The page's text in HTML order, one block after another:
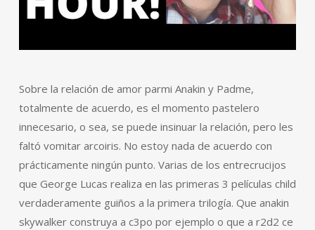
Sobre la relación de amor parmi Anakin y Padme,
totalmente de acuerdo, es el momento pastelero
innecesario, o sea, se puede insinuar la relación, pero les
faltó vomitar arcoiris. No estoy nada de acuerdo con
prácticamente ningún punto. Varias de los entrecrucijos
que George Lucas realiza en las primeras 3 películas child
verdaderamente guiños a la primera trilogía. Que anakin
skywalker construya a c3po por ejemplo o que a r2d2 ce